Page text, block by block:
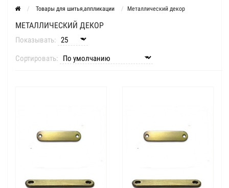
Товары для шитья,аппликации Металлический декор
МЕТАЛЛИЧЕСКИЙ ДЕКОР
Показывать:
Сортировать: